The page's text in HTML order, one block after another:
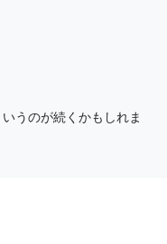
うのが続くかもしれま